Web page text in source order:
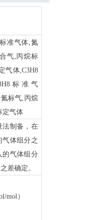
准气体,氮
气,丙烷标
气体,C3H8
标准气
标气,丙烷
定气体
法制备，在
气体组分之
的气体组分
差确定。
mol）